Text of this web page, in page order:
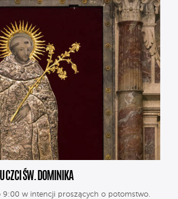
CZCI ŚW. DOMINIKA
9:00 w intencji proszących o potomstwo.